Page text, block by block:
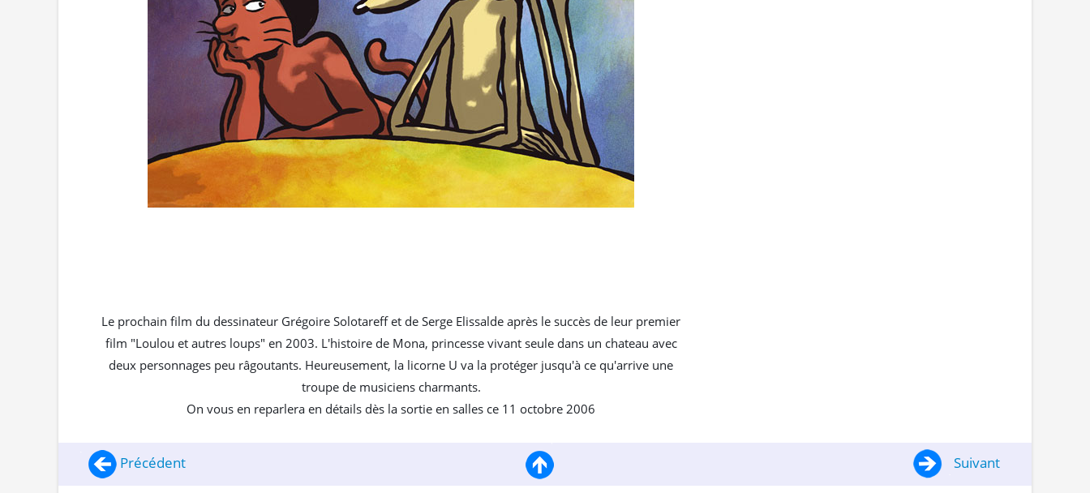
Le prochain film du dessinateur Grégoire Solotareff et de Serge Elissalde après le succès de leur premier
film "Loulou et autres loups" en 2003. L'histoire de Mona, princesse vivant seule dans un chateau avec
deux personnages peu râgoutants. Heureusement, la licorne U va la protéger jusqu'à ce qu'arrive une
troupe de musiciens charmants.
On vous en reparlera en détails dès la sortie en salles ce 11 octobre 2006
Précédent Suivant